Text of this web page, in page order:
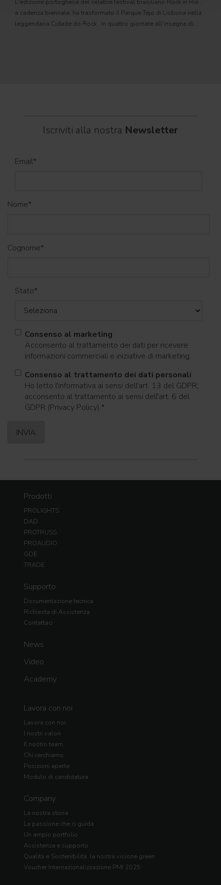
L'edizione portoghese del celebre festival brasiliano Rock in Rio ,
a cadenza biennale, ha trasformato il Parque Tejo di Lisbona nella
leggendaria Cidade do Rock . In quattro giornate all'insegna di
Iscriviti alla nostra Newsletter
Email*
Nome*
Cognome*
Stato*
Consenso al marketing
Acconsento al trattamento dei dati per ricevere
informazioni commerciali e iniziative di marketing.
Consenso al trattamento dei dati personali
Ho letto l'informativa ai sensi dell'art. 13 del GDPR;
acconsento al trattamento ai sensi dell'art. 6 del
GDPR (Privacy Policy).*
Prodotti
PROLIGHTS
DAD
PROTRUSS
PROAUDIO
GDE
TRADE
Supporto
Documentazione tecnica
Richiesta di Assistenza
Contattaci
News
Video
Academy
Lavora con noi
Lavora con noi
I nostri valori
Il nostro team
Chi cerchiamo
Posizioni aperte
Modulo di candidatura
Company
La nostra storia
La passione che ci guida
Un ampio portfolio
Assistenza e supporto
Qualità e Sostenibilità: la nostra visione green
Voucher Internazionalizzazione PMI 2025